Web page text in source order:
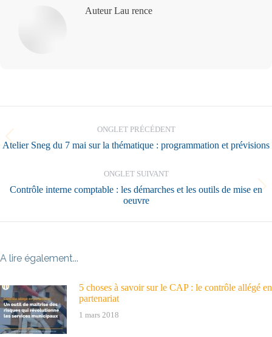
AuteurLau rence
commentaire
ONGLET PRÉCÉDENT
Onglet
précédent
Atelier Sneg du 7 mai sur la thématique : programmation et prévisions
ONGLET SUIVANT
Onglet
suivant
Contrôle interne comptable : les démarches et les outils de mise en
oeuvre
A lire également...
5 choses à savoir sur le CAP : le contrôle allégé en
partenariat
1 mars 2018